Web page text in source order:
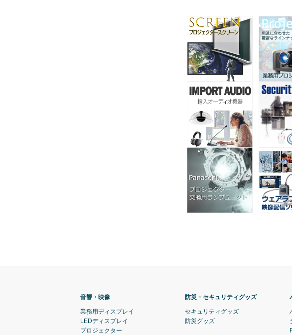
音響・映像
業務用ディスプレイ
LEDディスプレイ
プロジェクター
防災・セキュリティグッズ
セキュリティグッズ
防災グッズ